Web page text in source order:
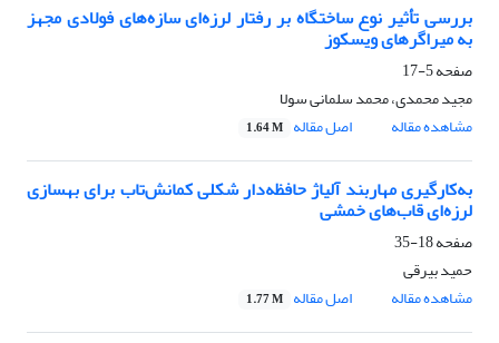
بررسی تأثیر نوع ساختگاه‌ بر رفتار لرزه‌ای سازه‌های فولادی مجهز
به میراگرهای ویسکوز
صفحه5-17
مجید محمدی، محمد سلمانی سولا
مشاهده مقاله
اصل مقاله 1.64 M
به‌کارگیری مهاربند آلیاژ حافظه‌دار شکلی کمانش‌تاب برای بهسازی
لرزه‌ای قاب‌های خمشی
صفحه18-35
حمید بیرقی
مشاهده مقاله
اصل مقاله 1.77 M